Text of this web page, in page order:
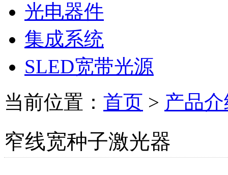
光电器件
集成系统
SLED宽带光源
当前位置： 首页 > 产品
窄线宽种子激光器